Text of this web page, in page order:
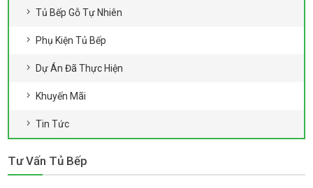
Tủ Bếp Gỗ Tự Nhiên
Phụ Kiện Tủ Bếp
Dự Án Đã Thực Hiện
Khuyến Mãi
Tin Tức
Tư Vấn Tủ Bếp